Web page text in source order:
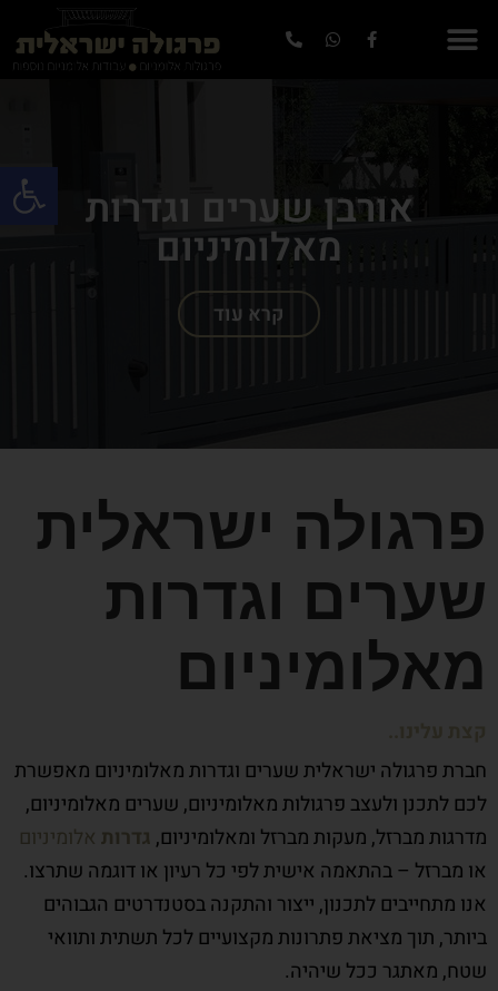
פתח
אורבן שערים וגדרות
מאלומיניום
קרא עוד
פרגולה ישראלית
שערים וגדרות
מאלומיניום
חברת פרגולה ישראלית שערים וגדרות מאלומיניום מאפשרת
לכם לתכנן ולעצב פרגולות מאלומיניום, שערים מאלומיניום,
מדרגות מברזל, מעקות מברזל ומאלומיניום, גדרות אלומיניום
או מברזל – בהתאמה אישית לפי כל רעיון או דוגמה שתרצו.
אנו מתחייבים לתכנון, ייצור והתקנה בסטנדרטים הגבוהים
ביותר, תוך מציאת פתרונות מקצועיים לכל תשתית ותוואי
שטח, מאתגר ככל שיהיה.